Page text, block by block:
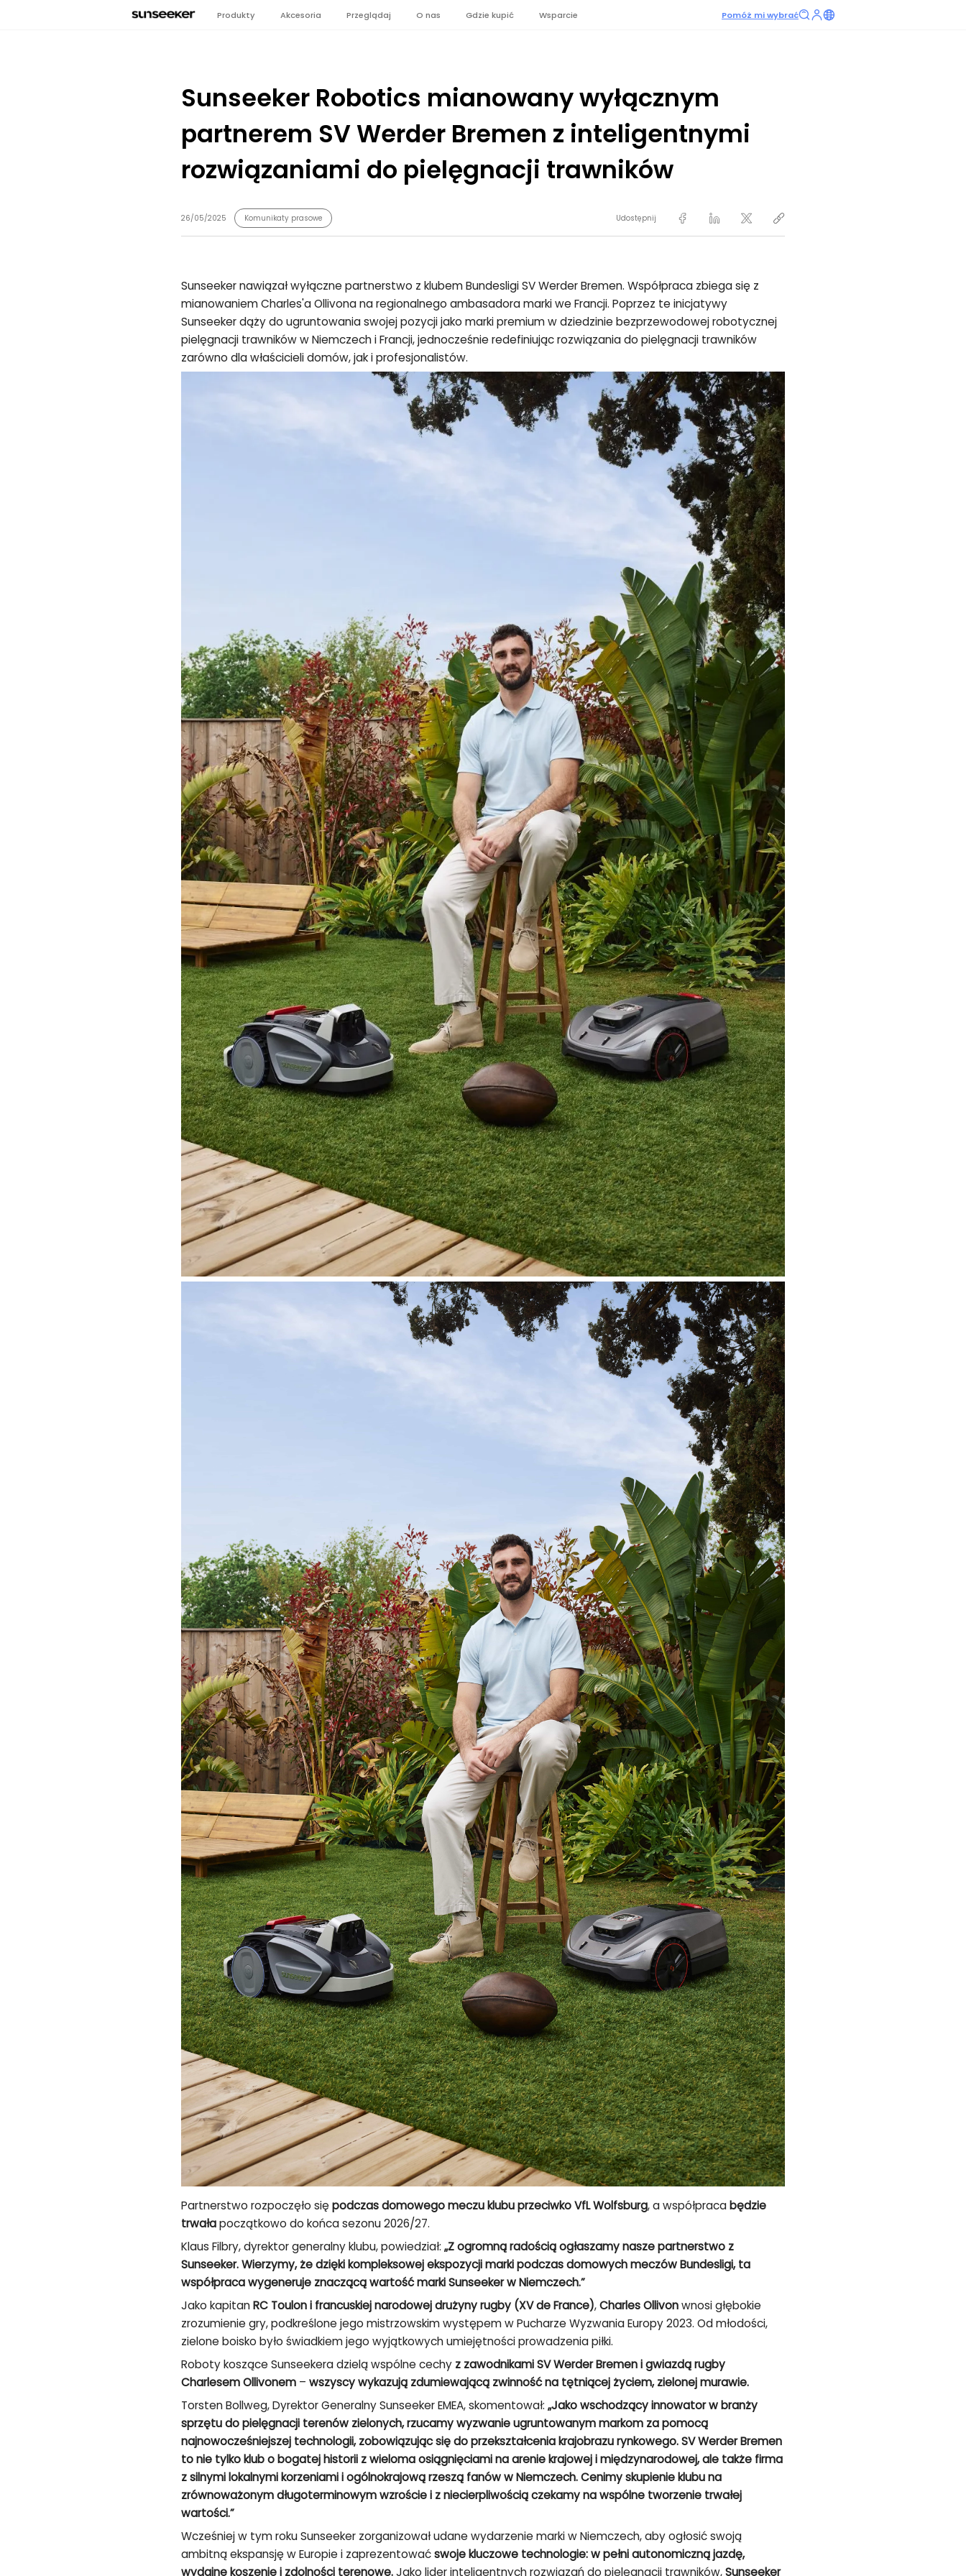
Produkty Akcesoria Przeglądaj O nas Gdzie kupić Wsparcie Pomóż mi wybrać
Sunseeker Robotics mianowany wyłącznym
partnerem SV Werder Bremen z inteligentnymi
rozwiązaniami do pielęgnacji trawników
26/05/2025 Komunikaty prasowe Udostępnij
Sunseeker nawiązał wyłączne partnerstwo z klubem Bundesligi SV Werder Bremen. Współpraca zbiega się z
mianowaniem Charles'a Ollivona na regionalnego ambasadora marki we Francji. Poprzez te inicjatywy
Sunseeker dąży do ugruntowania swojej pozycji jako marki premium w dziedzinie bezprzewodowej robotycznej
pielęgnacji trawników w Niemczech i Francji, jednocześnie redefiniując rozwiązania do pielęgnacji trawników
zarówno dla właścicieli domów, jak i profesjonalistów.
Partnerstwo rozpoczęło siępodczas domowego meczu klubu przeciwko VfL Wolfsburg, a współpracabędzie
trwałapoczątkowo do końca sezonu 2026/27.
Klaus Filbry, dyrektor generalny klubu, powiedział: „Z ogromną radością ogłaszamy nasze partnerstwo z
Sunseeker. Wierzymy, że dzięki kompleksowej ekspozycji marki podczas domowych meczów Bundesligi, ta
współpraca wygeneruje znaczącą wartość marki Sunseeker w Niemczech.”
Jako kapitanRC Toulon i francuskiej narodowej drużyny rugby (XV de France),Charles Ollivonwnosi głębokie
zrozumienie gry, podkreślone jego mistrzowskim występem w Pucharze Wyzwania Europy 2023. Od młodości,
zielone boisko było świadkiem jego wyjątkowych umiejętności prowadzenia piłki.
Roboty koszące Sunseekera dzielą wspólne cechy z zawodnikami SV Werder Bremen i gwiazdą rugby
Charlesem Ollivonem – wszyscy wykazują zdumiewającą zwinność na tętniącej życiem, zielonej murawie.
Torsten Bollweg, Dyrektor Generalny Sunseeker EMEA, skomentował: „Jako wschodzący innowator w branży
sprzętu do pielęgnacji terenów zielonych, rzucamy wyzwanie ugruntowanym markom za pomocą
najnowocześniejszej technologii, zobowiązując się do przekształcenia krajobrazu rynkowego. SV Werder Bremen
to nie tylko klub o bogatej historii z wieloma osiągnięciami na arenie krajowej i międzynarodowej, ale także firma
z silnymi lokalnymi korzeniami i ogólnokrajową rzeszą fanów w Niemczech. Cenimy skupienie klubu na
zrównoważonym długoterminowym wzroście i z niecierpliwością czekamy na wspólne tworzenie trwałej
wartości.”
Wcześniej w tym roku Sunseeker zorganizował udane wydarzenie marki w Niemczech, aby ogłosić swoją
ambitną ekspansję w Europie i zaprezentowaćswoje kluczowe technologie: w pełni autonomiczną jazdę,
wydajne koszenie i zdolności terenowe.Jako lider inteligentnych rozwiązań do pielęgnacji trawników,Sunseeker